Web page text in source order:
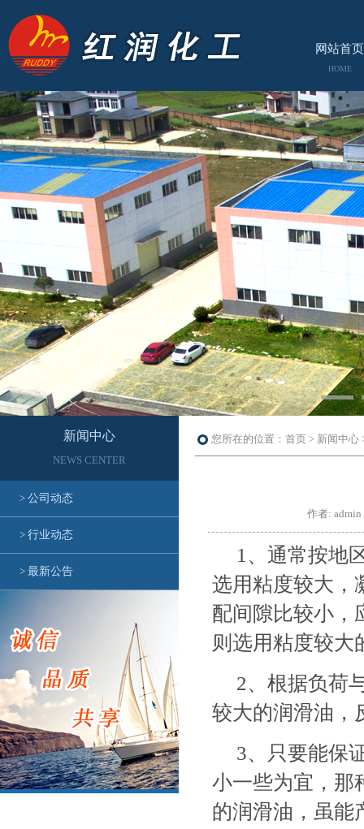
网站首页
HOME
新闻中心
NEWS CENTER
> 公司动态
> 行业动态
> 最新公告
您所在的位置：首页 > 新闻中心
作者:
1、通常按地
选用粘度较大，
配间隙比较小，
则选用粘度较大
2、根据负荷
较大的润滑油
3、只要能保
小一些为宜，那
的润滑油，虽能